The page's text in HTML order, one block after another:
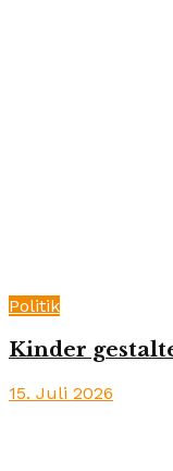
Politik
Kinder
15. Juli 2026